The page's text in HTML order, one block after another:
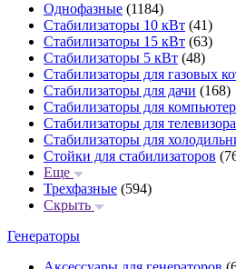
Однофазные (1184)
Стабилизаторы 10 кВт (41)
Стабилизаторы 15 кВт (63)
Стабилизаторы 5 кВт (48)
Стабилизаторы для газовых
Стабилизаторы для дачи (168)
Стабилизаторы для
Стабилизаторы для телевизора
Стабилизаторы для
Стойки для стабилизаторов
Еще
Трехфазные (594)
Скрыть
Генераторы